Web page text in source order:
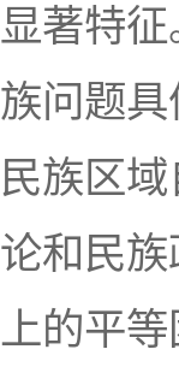
显著特
族问题
民族区
论和民
上的平